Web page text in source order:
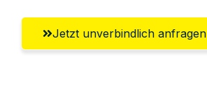
Jetzt unverbindlich anfragen